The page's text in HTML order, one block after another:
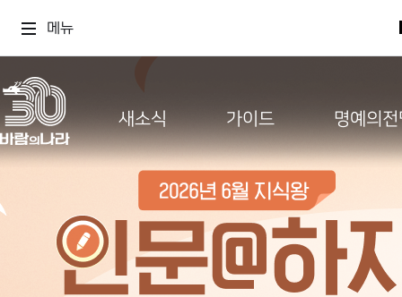
메뉴
새소식 가이드 명예의